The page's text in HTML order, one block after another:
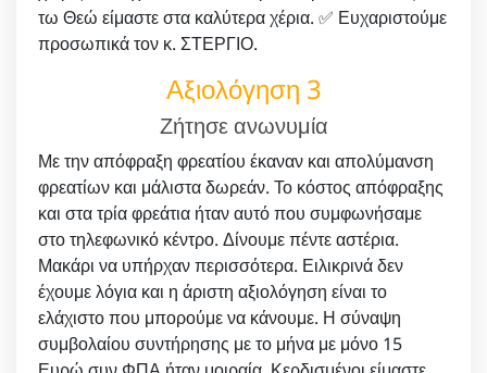
τω Θεώ είμαστε στα καλύτερα χέρια. ✅ Ευχαριστούμε
προσωπικά τον κ. ΣΤΕΡΓΙΟ.
Αξιολόγηση 3
Ζήτησε ανωνυμία
Με την απόφραξη φρεατίου έκαναν και απολύμανση
φρεατίων και μάλιστα δωρεάν. Το κόστος απόφραξης
και στα τρία φρεάτια ήταν αυτό που συμφωνήσαμε
στο τηλεφωνικό κέντρο. Δίνουμε πέντε αστέρια.
Μακάρι να υπήρχαν περισσότερα. Ειλικρινά δεν
έχουμε λόγια και η άριστη αξιολόγηση είναι το
ελάχιστο που μπορούμε να κάνουμε. Η σύναψη
συμβολαίου συντήρησης με το μήνα με μόνο 15